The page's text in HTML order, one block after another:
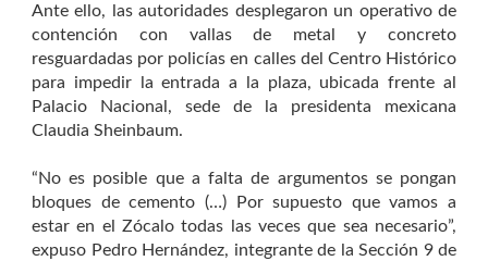
Ante ello, las autoridades desplegaron un operativo de
contención con vallas de metal y concreto
resguardadas por policías en calles del Centro Histórico
para impedir la entrada a la plaza, ubicada frente al
Palacio Nacional, sede de la presidenta mexicana
Claudia Sheinbaum.
“No es posible que a falta de argumentos se pongan
bloques de cemento (…) Por supuesto que vamos a
estar en el Zócalo todas las veces que sea necesario”,
expuso Pedro Hernández, integrante de la Sección 9 de